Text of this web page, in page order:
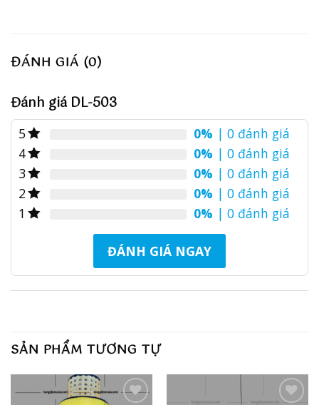
ĐÁNH GIÁ (0)
Đánh giá DL-503
5 0% | 0 đánh giá
4
0% | 0 đánh giá
3
0% | 0 đánh giá
2
0% | 0 đánh giá
1
0% | 0 đánh giá
ĐÁNH GIÁ NGAY
SẢN PHẨM TƯƠNG TỰ